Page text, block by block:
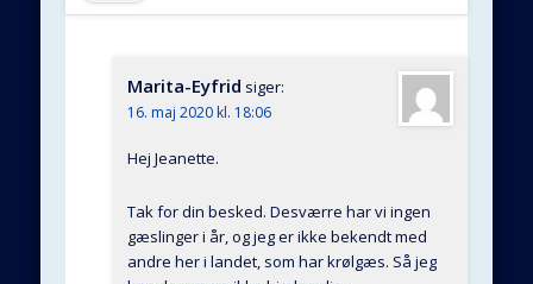
Marita-Eyfrid siger:
16. maj 2020 kl. 18:06
Hej Jeanette.
Tak for din besked. Desværre har vi ingen
gæslinger i år, og jeg er ikke bekendt med
andre her i landet, som har krølgæs. Så jeg